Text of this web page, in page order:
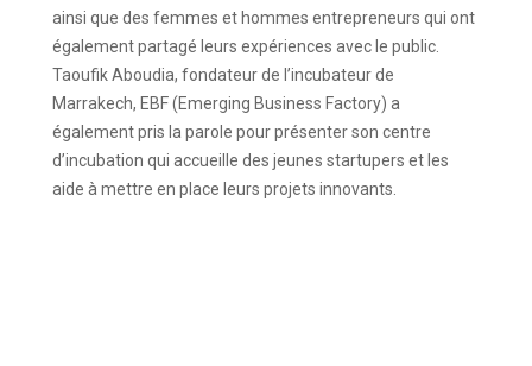
ainsi que des femmes et hommes entrepreneurs qui ont
également partagé leurs expériences avec le public.
Taoufik Aboudia, fondateur de l’incubateur de
Marrakech, EBF (Emerging Business Factory) a
également pris la parole pour présenter son centre
d’incubation qui accueille des jeunes startupers et les
aide à mettre en place leurs projets innovants.